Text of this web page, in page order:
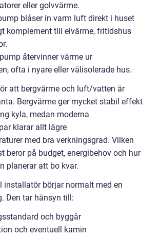
eller golvvärme.
blåser in varm luft direkt i huset
komplement till elvärme, fritidshus
återvinner värme ur
ofta i nyare eller välisolerade hus.
att bergvärme och luft/vatten är
Bergvärme ger mycket stabil effekt
kyla, medan moderna
klarar allt lägre
med bra verkningsgrad. Vilken
beror på budget, energibehov och hur
planerar att bo kvar.
installatör börjar normalt med en
Den tar hänsyn till:
och byggår
och eventuell kamin